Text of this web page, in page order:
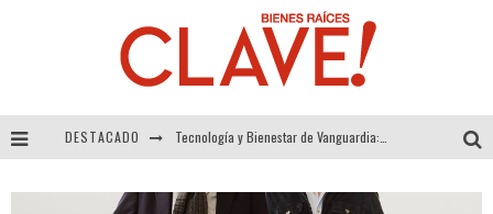
DESTACADO